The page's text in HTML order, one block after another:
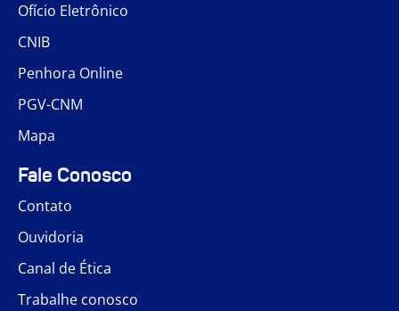
Ofício Eletrônico
CNIB
Penhora Online
PGV-CNM
Mapa
Fale Conosco
Contato
Ouvidoria
Canal de Ética
Trabalhe conosco